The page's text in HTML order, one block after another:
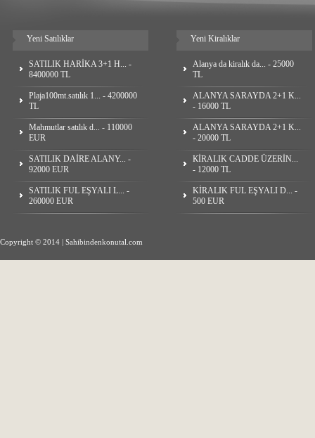
Yeni Satılıklar
SATILIK HARİKA 3+1 H... -
8400000 TL
Plaja100mt.satılık 1... - 4200000
TL
Mahmutlar satılık d... - 110000
EUR
SATILIK DAİRE ALANY... -
92000 EUR
SATILIK FUL EŞYALI L... -
260000 EUR
Yeni Kiralıklar
Alanya da kiralık da... - 25000
TL
ALANYA SARAYDA 2+1 K...
- 16000 TL
ALANYA SARAYDA 2+1 K...
- 20000 TL
КİRALIK CADDE ÜZERİN...
- 12000 TL
KİRALIK FUL EŞYALI D... -
500 EUR
Copyright © 2014 | Sahibindenkonutal.com